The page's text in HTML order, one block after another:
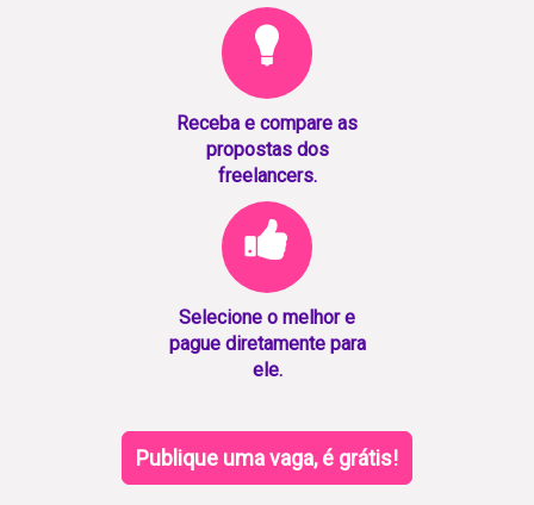
Receba e compare as
propostas dos
freelancers.
Selecione o melhor e
pague diretamente para
ele.
Publique uma vaga, é grátis!